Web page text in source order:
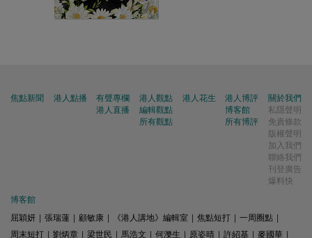
焦點新聞 港人點播
有聲專欄
港人直播
港人觀點
編輯觀點
所有觀點
港人花生
港人博評
博客館
所有博評
關於我們
私隱聲明
免責條款
版權聲明
加入我們
聯絡我們
刊登廣告
爆料快
博客館
屈穎妍
張瑞蓮 顧敏康 《港人講地》編輯室 焦點短打 一周圈點
周末短打
劉炳章 梁世民 馬浩文 何濼生 原姿晴 許紹基 麥國華